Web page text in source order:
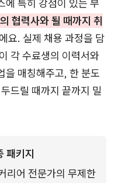
에 특히 강점이 있는 부
협력사와 될 때까지 취
요. 실제 채용 과정을 담
각 수료생의 이력서와
을 매칭해주고, 한 분도
드릴 때까지 끝까지 밀
패키지
리어 전문가의 무제한